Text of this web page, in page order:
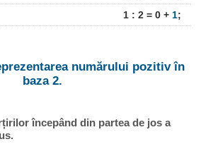
1 : 2 = 0 + 1;
numărului pozitiv în
baza 2.
începând din partea de jos a